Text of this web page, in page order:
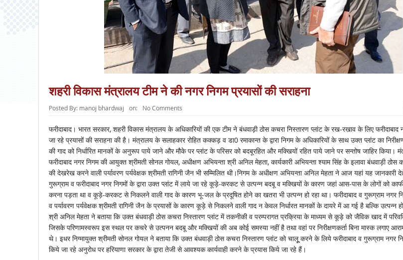
शहरी विकास मंत्रालय टीम ने की नगर निगम प्रयासों की सराहना
Posted By: manoj bhardwaj on: No Comments
फरीदाबाद। भारत सरकार, शहरी विकास मंत्रालय के अधिकारियों की एक टीम ने बंधवाड़ी ठोस कचरा निस्तारण प्लांट के रख-रखाव के लिए फरीदाबाद
जा रहे प्रयासों की सराहना की है। मंत्रालय के सलाहकार रोहित कक्कड़ व डा0 रमाकान्त के द्वारा निगम के अधिकारियों के साथ उक्त प्लांट का
की गाद को निर्धारित मानकों के अनुरूप पाये जाने और मौके पर प्लांट के परिसर को बदबूरहित और मक्खियों रहित पाये जाने पर सन्तोष जाहिर किया।
फरीदाबाद नगर निगम की आयुक्त श्रीमती सोनल गोयल, अधीक्षण अभियन्ता श्री अनिल मेहता, कार्यकारी अभियन्ता श्याम सिंह के इलावा बंधवाड़ी ठोस
की देखरेख करने वाली पर्यावरण पर्यवेक्षक श्रीमती रागिनी जैन भी सम्मिलित थी।निगम के अधीक्षण अभियन्ता अनिल मेहता ने आज यहां यह जानकारी
गुरूग्राम व फरीदाबाद नगर निगमों के द्वारा उक्त प्लांट में लाये जा रहे कूड़े-करकट से उत्पन्न बदबू व मक्खियों के कारण जहां आस-पास के लोगों को काफी
करना पड़ता था व कूड़े-करकट से निकलने वाली गाद के कारण भू-जल के प्रदूषित होने का खतरा भी उत्पन्न हो रहा था। फरीदाबाद व गुरूग्राम नगर
व पर्यावरण पर्यवेक्षक श्रीमती रागिनी जैन के प्रयासों के कारण कूड़े से निकलने वाली गाद न केवल निर्धारत मानकों के दायरे में आ गई है बल्कि उत्पन्न
श्री अनिल मेहता ने बताया कि उक्त बंधवाड़ी ठोस कचरा निस्तारण प्लांट में तकनीकी व परम्परागत प्रक्रिया के माध्यम से कूड़े को जैविक खाद में
जिसके परिणामस्वरूप इस स्थल पर कचरे से उत्पनन बदबू और मक्खियों की अब कोई समस्या नहीं है तथा वहां पर निरीक्षणकर्ता बिना मास्क लगाए
थे। इधर निग्मायुक्त श्रीमती सोनल गोयल ने बताया कि उक्त बंधवाड़ी ठोस कचरा निस्तारण प्लांट को चालूू करने के लिये फरीदाबाद व गुरूग्राम नगर
किये जा रहे अनुरोध पर हरियाणा सरकार के द्वारा तेजी से आवश्यक कार्यवाही करने के प्रयास किये जा रहे हैं।